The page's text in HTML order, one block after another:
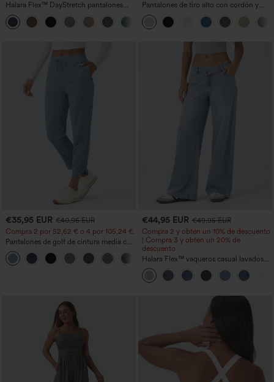
Halara Flex™ DayStretch pantalones
acampanados de trabajo de tiro medio
con bolsillo lateral con cremallera
Pantalones de tiro alto con cordón y
bolsillos, pernera ancha, holgados y de
estilo casual con tacto de lino.
€35,95 EUR €40,95 EUR
Compra 2 por 52,62 € o 4 por 105,24 €.
Pantalones de golf de cintura media con
cordón, dobladillo curvo, secado rápido,
de corte cónico y con bolsillos - UPF40+
+2
€44,95 EUR €49,95 EUR
Compra 2 y obtén un 10% de descuento
| Compra 3 y obtén un 20% de
descuento
Halara Flex™ vaqueros casual lavados
asimétricos de tiro bajo con bolsillos
con cremallera, corte baggy y pierna
ancha